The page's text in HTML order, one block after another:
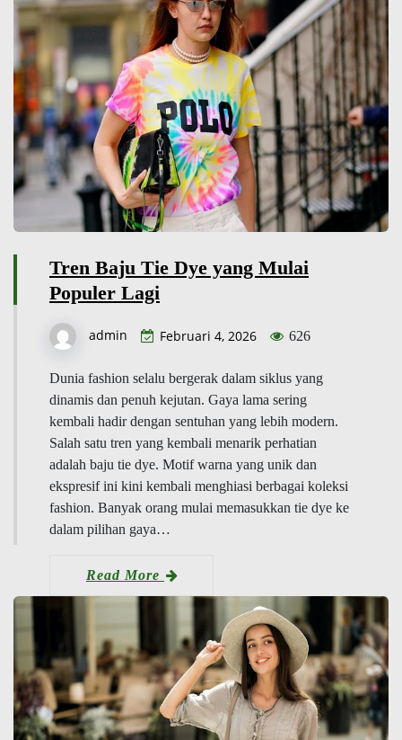
Tren Baju Tie Dye yang Mulai
Populer Lagi
admin Februari 4, 2026 626
Dunia fashion selalu bergerak dalam siklus yang
dinamis dan penuh kejutan. Gaya lama sering
kembali hadir dengan sentuhan yang lebih modern.
Salah satu tren yang kembali menarik perhatian
adalah baju tie dye. Motif warna yang unik dan
ekspresif ini kini kembali menghiasi berbagai koleksi
fashion. Banyak orang mulai memasukkan tie dye ke
dalam pilihan gaya…
Read More